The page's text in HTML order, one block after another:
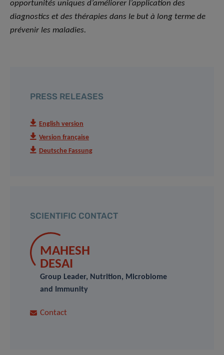
opportunités uniques d’améliorer l’application des
diagnostics et des thérapies dans le but à long terme de
prévenir les maladies.
PRESS RELEASES
English version
Version française
Deutsche Fassung
SCIENTIFIC CONTACT
MAHESH
DESAI
Group Leader, Nutrition, Microbiome
and Immunity
Contact